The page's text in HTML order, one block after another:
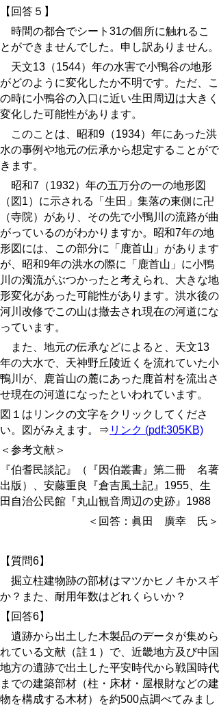
【回答５】
時間の都合でシート31の個所に触れるこ
とができませんでした。申し訳ありません。
天文13（1544）年の水害で小鴨谷の地形
がどのように変化したか不明です。ただ、こ
の時に小鴨谷の入口に近い生田周辺は大きく
変化した可能性があります。
このことは、昭和9（1934）年にあった洪
水の事例や地元の伝承から想定することがで
きます。
昭和7 （1932）年の五万分の一の地形図
（図1）に示される「生田」集落の東側に卍
（寺院）があり、その先で小鴨川の流路が曲
がっているのがわかりますか。昭和7年の地
形図には、この部分に「鹿首山」があります
が、昭和9年の洪水の際に「鹿首山」に小鴨
川の濁流がぶつかったと考えられ、大きな地
形変化があった可能性があります。洪水後の
河川改修でこの山は撤去され現在の河道にな
っています。
また、 地元の伝承などによると、天文13
年の大水で、天神野丘陵近くを流れていた小
鴨川が、鹿首山の麓にあった鹿首村を流出さ
せ現在の河道になったといわれています。
図１はリンクの文字をクリックしてくださ
い。図がみえます。⇒ リンク (pdf:305KB)
＜参考文献＞
『伯耆民談記』（『因伯叢書』第二冊 名著
出版）、安藤重良『倉吉風土記』1955、生
田自治公民館『丸山観音周辺の史跡』1988
＜回答：眞田 廣幸 氏＞
【質問6】
掘立柱建物跡の部材はマツかヒノキかスギ
か？また、耐用年数はどれくらいか？
【回答6】
遺跡から出土した木製品のデータが集めら
れている文献（註１）で、近畿地方及び中国
地方の遺跡で出土した平安時代から戦国時代
までの建築部材（柱・床材・屋根財などの建
物を構成する木材）を約500点調べてみまし